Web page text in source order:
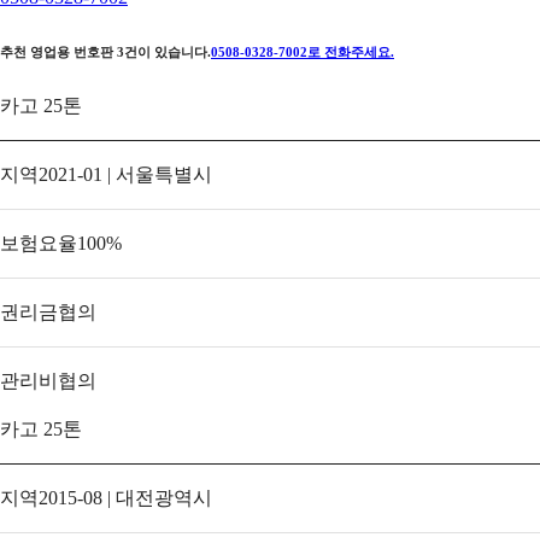
추천 영업용 번호판 3건이 있습니다.0508-0328-7002 로 전화주세요.
카고 25톤
지역2021-01 | 서울특별시
보험요율100%
권리금협의
관리비 협의
카고 25톤
지역2015-08 | 대전광역시